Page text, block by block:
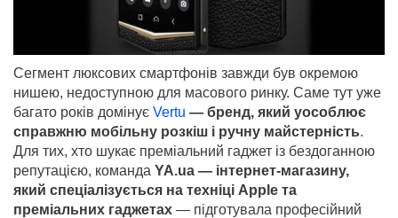
Сегмент люксових смартфонів завжди був окремою
нишею, недоступною для масового ринку. Саме тут уже
багато років домінує Vertu — бренд, який уособлює
справжню мобільну розкіш і ручну майстерність.
Для тих, хто шукає преміальний гаджет із бездоганною
репутацією, команда YA.ua — інтернет-магазину,
який спеціалізується на техніці Apple та
преміальних гаджетах — підготувала професійний